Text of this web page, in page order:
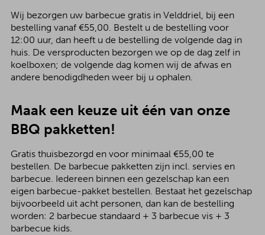
Wij bezorgen uw barbecue gratis in Velddriel, bij een
bestelling vanaf €55,00. Bestelt u de bestelling voor
12:00 uur, dan heeft u de bestelling de volgende dag in
huis. De versproducten bezorgen we op de dag zelf in
koelboxen; de volgende dag komen wij de afwas en
andere benodigdheden weer bij u ophalen.
Maak een keuze uit één van onze
BBQ pakketten!
Gratis thuisbezorgd en voor minimaal €55,00 te
bestellen. De barbecue pakketten zijn incl. servies en
barbecue. Iedereen binnen een gezelschap kan een
eigen barbecue-pakket bestellen. Bestaat het gezelschap
bijvoorbeeld uit acht personen, dan kan de bestelling
worden: 2 barbecue standaard + 3 barbecue vis + 3
barbecue kids.